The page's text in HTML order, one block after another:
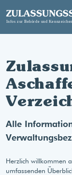
Alle
Herzlich willkommen
umfassenden